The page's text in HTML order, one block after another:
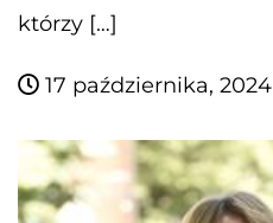
którzy […]
17 października, 2024